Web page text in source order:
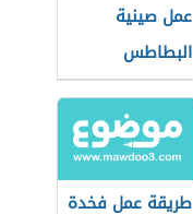
عمل صينية
البطاطس
طريقة عمل فخدة